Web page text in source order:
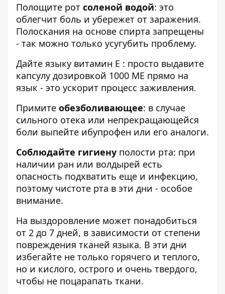
Полощите рот соленой водой: это
облегчит боль и убережет от заражения.
Полоскания на основе спирта запрещены
- так можно только усугубить проблему.
Дайте языку витамин Е : просто выдавите
капсулу дозировкой 1000 МЕ прямо на
язык - это ускорит процесс заживления.
Примите обезболивающее: в случае
сильного отека или непрекращающейся
боли выпейте ибупрофен или его аналоги.
Соблюдайте гигиену полости рта: при
наличии ран или волдырей есть
опасность подхватить еще и инфекцию,
поэтому чистоте рта в эти дни - особое
внимание.
На выздоровление может понадобиться
от 2 до 7 дней, в зависимости от степени
повреждения тканей языка. В эти дни
избегайте не только горячего и теплого,
но и кислого, острого и очень твердого,
чтобы не поцарапать ткани.